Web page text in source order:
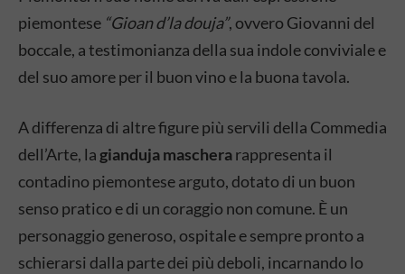
piemontese “Gioan d’la douja”, ovvero Giovanni del
boccale, a testimonianza della sua indole conviviale e
del suo amore per il buon vino e la buona tavola.
A differenza di altre figure più servili della Commedia
dell’Arte, la gianduja mascherarappresenta il
contadino piemontese arguto, dotato di un buon
senso pratico e di un coraggio non comune. È un
personaggio generoso, ospitale e sempre pronto a
schierarsi dalla parte dei più deboli, incarnando lo